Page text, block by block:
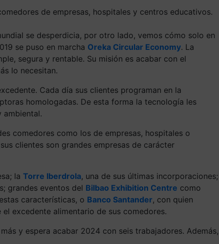
de empresas, hospitales y centros educativos.
se desperdicia, por otro lado, vemos cómo solo en
se puso en marcha Oreka Circular Economy. La
segura y rentable. Su misión es acabar con el
lo necesitan.
Cada día sus clientes programan en la
homologadas. De esta forma la tecnología les
ambiental.
comedores como los de empresas, hospitales o
clientes son grandes empresas de carácter
la Torre Iberdrola, una de sus últimas incorporaciones;
grandes eventos del Bilbao Exhibition Centre como
características, o Banco Santander, con quien
excedente alimentario de sus comedores.
y espera acabar 2024 con seis trabajadores. Además,